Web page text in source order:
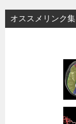
オススメリンク集